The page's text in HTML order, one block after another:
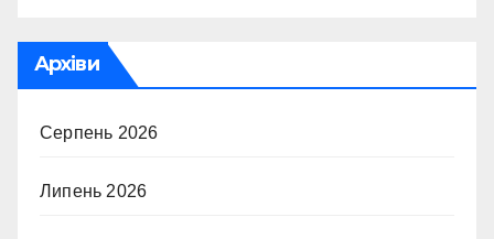
Архіви
Серпень 2026
Липень 2026